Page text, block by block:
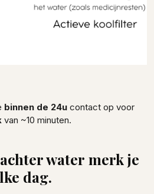
binnen de 24ucontact op voor
van ~10 minuten.
water merk je
dag.